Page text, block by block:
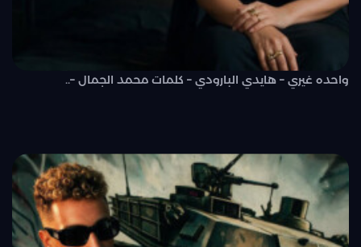
واحده غيري – هايدي البارودي – كلمات محمد الجمال –..